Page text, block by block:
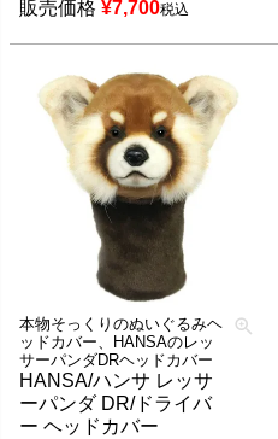
販売価格 ¥7,700税込
本物そっくりのぬいぐるみヘ
ッドカバー、HANSAのレッ
サーパンダDRヘッドカバー
HANSA/ハンサ レッサ
ーパンダ DR/ドライバ
ー ヘッドカバー